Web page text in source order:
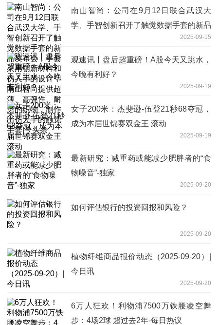
南山智尚：公司在9月12日联合武汉大
学、手智创新召开了触觉数据手套的新品
发布会，手套采用创新材料和仿人手的设
计，南山智尚提供超薄、高弹性、耐磨的
织物，制作出仿人手的触觉手套|今头条
2025-09-15
观速讯丨盘后超重磅！A股今天又跳水，
今晚有利好？
2025-09-19
女子200米：杰斐逊-伍登21秒68夺冠，
成为本届世锦赛双金王 滚动
2025-09-19
最新研究：减重药或能减少肥胖者的“食
物噪音”-独家
2025-09-20
如何评估银行的投资回报和风险？
2025-09-20
植物纤维商品报价动态（2025-09-20）|
今日讯
2025-09-20
6万人狂欢！利物浦7500万铁腰凌空舞
步：4场2球 超过去2年-每日热议